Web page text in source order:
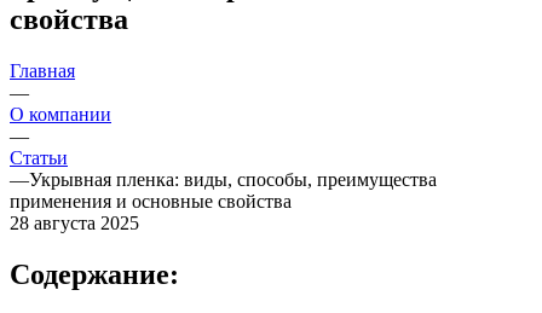
свойства
Главная
—
О компании
—
Статьи
—Укрывная пленка: виды, способы, преимущества
применения и основные свойства
28 августа 2025
Содержание: